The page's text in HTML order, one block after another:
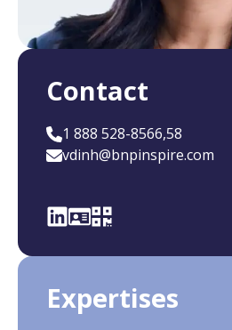
Contact
1 888 528-8566,58
vdinh@bnpinspire.com
Expertises